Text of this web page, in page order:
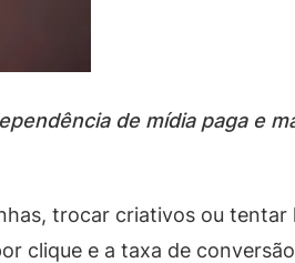
de mídia paga e
trocar criativos ou tentar
clique e a taxa de